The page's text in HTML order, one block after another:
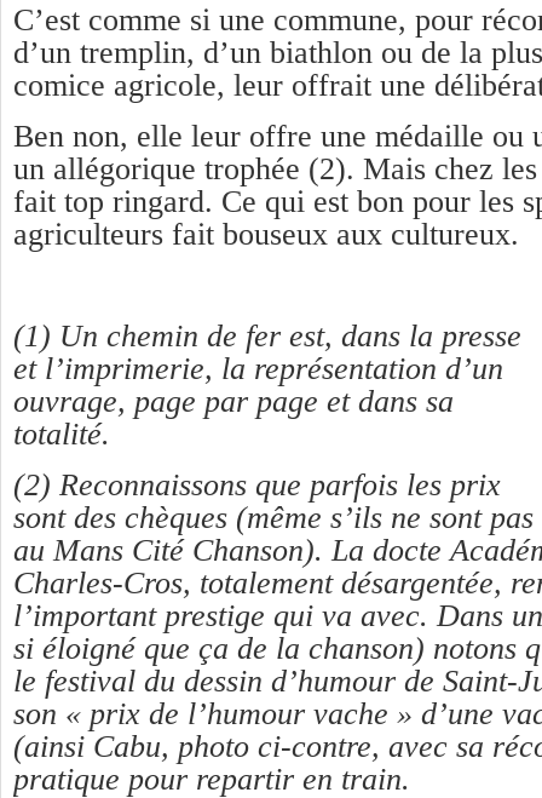
C’est comme si une commune, pour
d’un tremplin, d’un biathlon ou de la
comice agricole, leur offrait une
Ben non, elle leur offre une médaille ou
un allégorique trophée (2). Mais chez
fait top ringard. Ce qui est bon pour les
agriculteurs fait bouseux aux cultureux.
(1) Un chemin de fer est, dans la presse
et l’imprimerie, la représentation d’un
ouvrage, page par page et dans sa
totalité.
(2) Reconnaissons que parfois les prix
sont des chèques (même s’ils ne sont
au Mans Cité Chanson). La docte
Charles-Cros, totalement désargentée,
l’important prestige qui va avec. Dans
si éloigné que ça de la chanson) notons
le festival du dessin d’humour de Saint-
son « prix de l’humour vache » d’une
(ainsi Cabu, photo ci-contre, avec sa
pratique pour repartir en train.